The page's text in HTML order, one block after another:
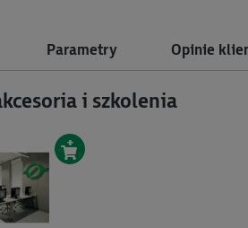
Parametry Opinie
i szkolenia